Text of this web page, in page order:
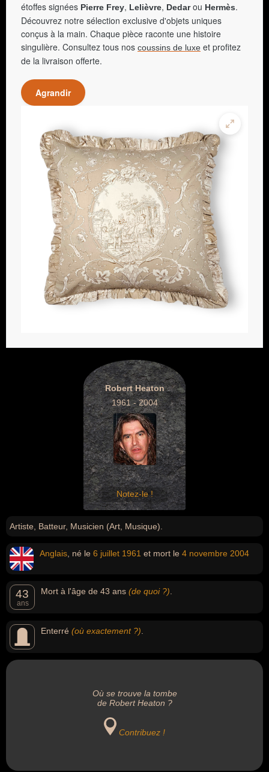
étoffes signées Pierre Frey, Lelièvre, Dedarou Hermès.
Découvrez notre sélection exclusive d'objets uniques
conçus à la main. Chaque pièce raconte une histoire
singulière. Consultez tous nos coussins de luxe et profitez
de la livraison offerte.
Agrandir
Robert Heaton
1961 - 2004
Notez-le !
Artiste, Batteur, Musicien (Art, Musique).
Anglais , né le 6 juillet 1961 et mort le 4 novembre 2004
43
ans
Mort à l'âge de 43 ans (de quoi ?)
Enterré (où exactement ?)
Où se trouve la tombe
de Robert Heaton ?
Contribuez !